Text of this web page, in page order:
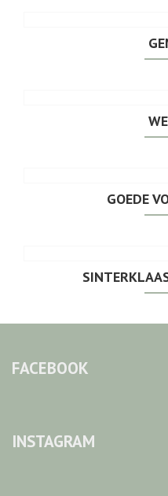
GOEDE
FACEBOOK
INSTAGRAM